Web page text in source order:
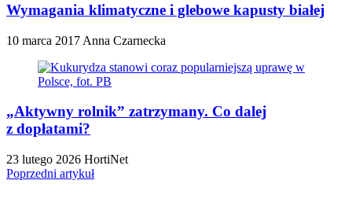
Wymagania klimatyczne i glebowe kapusty białej
10 marca 2017 Anna Czarnecka
„Aktywny rolnik” zatrzymany. Co dalej
z dopłatami?
23 lutego 2026 HortiNet
Poprzedni artykuł